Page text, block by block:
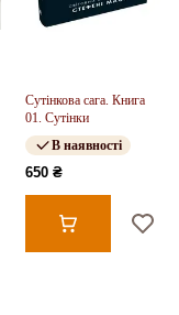
Сутінкова сага. Книга
01. Сутінки
В наявності
650 ₴